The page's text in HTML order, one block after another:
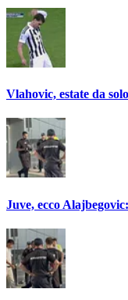
Vlahovic, estate da solo
Juve, ecco